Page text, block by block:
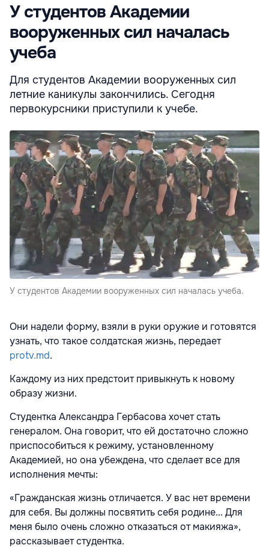
У студентов Академии
вооруженных сил началась
учеба
Для студентов Академии вооруженных сил
летние каникулы закончились. Сегодня
первокурсники приступили к учебе.
У студентов Академии вооруженных сил началась учеба.
Они надели форму, взяли в руки оружие и готовятся
узнать, что такое солдатская жизнь, передает
protv.md.
Каждому из них предстоит привыкнуть к новому
образу жизни.
Студентка Александра Гербасова хочет стать
генералом. Она говорит, что ей достаточно сложно
приспособиться к режиму, установленному
Академией, но она убеждена, что сделает все для
исполнения мечты:
«Гражданская жизнь отличается. У вас нет времени
для себя. Вы должны посвятить себя родине... Для
меня было очень сложно отказаться от макияжа»,
рассказывает студентка.